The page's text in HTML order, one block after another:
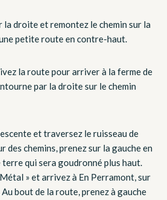
la droite et remontez le chemin sur la
petite route en contre-haut.
la route pour arriver à la ferme de
par la droite sur le chemin
et traversez le ruisseau de
chemins, prenez sur la gauche en
qui sera goudronné plus haut.
» et arrivez à En Perramont, sur
bout de la route, prenez à gauche